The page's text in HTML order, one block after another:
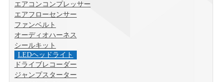
エアコンコンプレッサー
エアフローセンサー
ファンベルト
オーディオハーネス
シールキット
LEDヘッドライト
ドライブレコーダー
ジャンプスターター